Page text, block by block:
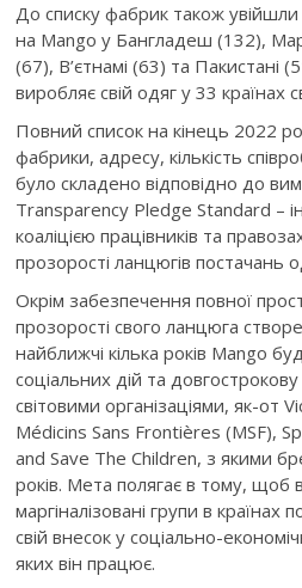
До списку фабрик також
на Mango у Бангладеш (132),
(67), В’єтнамі (63) та Пакистані
виробляє свій одяг у 33 країнах
Повний список на кінець 2022
фабрики, адресу, кількість
було складено відповідно до
Transparency Pledge Standard –
коаліцією працівників та
прозорості ланцюгів постачань
Окрім забезпечення повної
прозорості свого ланцюга
найближчі кілька років Mango
соціальних дій та
світовими організаціями, як-от
Médicins Sans Frontières (MSF),
and Save The Children, з якими
років. Мета полягає в тому, щоб
маргіналізовані групи в країнах
свій внесок у соціально-
яких він працює.